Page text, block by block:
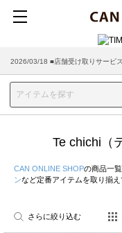
2026/08/04 ■8/13(木)AM2:00～サ
2026/03/18 ■店舗受け取りサービ
Te chichi（
CAN ONLINE SHOPの商品一覧
ンなど定番アイテムを取り揃え
さらに絞り込む